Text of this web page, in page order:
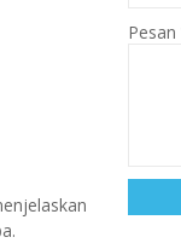
Pesan